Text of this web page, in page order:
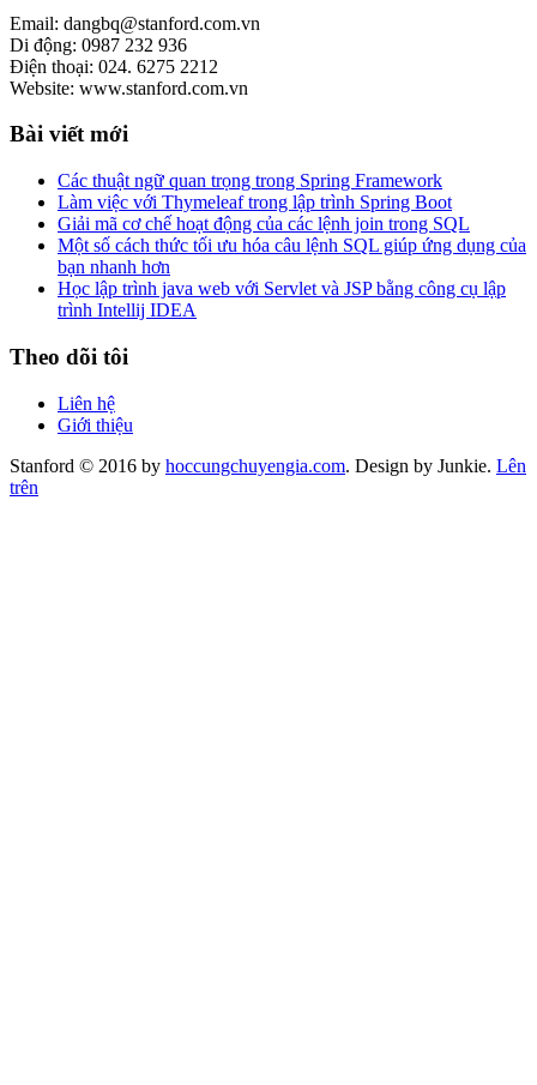
Email: dangbq@stanford.com.vn
Di động: 0987 232 936
Điện thoại: 024. 6275 2212
Website: www.stanford.com.vn
Bài viết mới
Các thuật ngữ quan trọng trong Spring Framework
Làm việc với Thymeleaf trong lập trình Spring Boot
Giải mã cơ chế hoạt động của các lệnh join trong SQL
Một số cách thức tối ưu hóa câu lệnh SQL giúp ứng dụng của
bạn nhanh hơn
Học lập trình java web với Servlet và JSP bằng công cụ lập
trình Intellij IDEA
Theo dõi tôi
Liên hệ
Giới thiệu
Stanford © 2016 by hoccungchuyengia.com. Design by Junkie. Lên
trên